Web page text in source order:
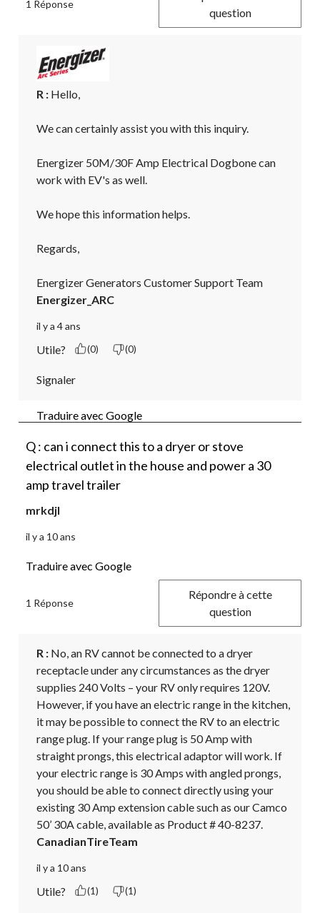
1 Réponse
question
R : Hello,
We can certainly assist you with this inquiry.
Energizer 50M/30F Amp Electrical Dogbone can
work with EV's as well.
We hope this information helps.
Regards,
Energizer Generators Customer Support Team
Energizer_ARC
il y a 4 ans
Utile? (0) (0)
Signaler
Traduire avec Google
Q : can i connect this to a dryer or stove
electrical outlet in the house and power a 30
amp travel trailer
mrkdjl
il y a 10 ans
Traduire avec Google
1 Réponse
Répondre à cette
question
R : No, an RV cannot be connected to a dryer
receptacle under any circumstances as the dryer
supplies 240 Volts – your RV only requires 120V.
However, if you have an electric range in the kitchen,
it may be possible to connect the RV to an electric
range plug. If your range plug is 50 Amp with
straight prongs, this electrical adaptor will work. If
your electric range is 30 Amps with angled prongs,
you should be able to connect directly using your
existing 30 Amp extension cable such as our Camco
50’ 30A cable, available as Product # 40-8237.
CanadianTireTeam
il y a 10 ans
Utile? (1) (1)